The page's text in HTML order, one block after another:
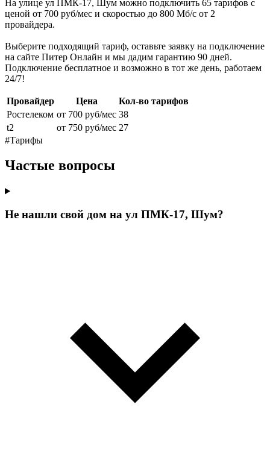
На улице ул ПМК-17, Шум можно подключить 65 тарифов с
ценой от 700 руб/мес и скоростью до 800 Мб/с от 2
провайдера.
Выберите подходящий тариф, оставьте заявку на подключение
на сайте Питер Онлайн и мы дадим гарантию 90 дней.
Подключение бесплатное и возможно в тот же день, работаем
24/7!
Провайдер Цена
Кол-во тарифов
Ростелеком от 700 руб/мес 38
t2
от 750 руб/мес 27
#Тарифы
Частые вопросы
Не нашли свой дом на ул ПМК-17, Шум?